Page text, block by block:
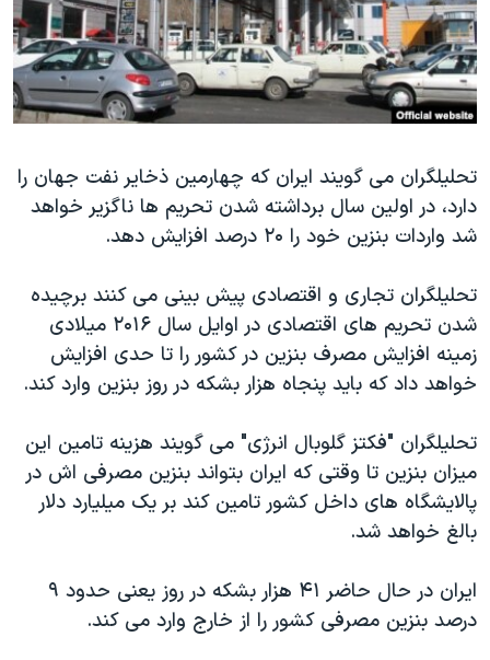
فرهنگ و زندگی
حقوق شهروندی
اقتصادی
اسرائیل در جنگ
گالری عکس
مستندها
انتخابات ریاست جمهوری آمریکا ۲۰۲۴
حمله جمهوری اسلامی به اسرائیل
ورزش زنان در ایران
اعتراضات زن، زندگی، آزادی
تریبونال مردمی آبان ۹۸
دادگاه حمید نوری
چهل سال گروگان‌گیری
اعتراضات مردمی آبان ۹۸
اسرائیل در جنگ
نرگس محمدی برنده جایزه نوبل صلح
صفحه‌های ویژه
دنبال کنید
زبانهای مختلف
تحلیلگران می گویند ایران که چهارمین ذخایر نفت جهان را
دارد، در اولین سال برداشته شدن تحریم ها ناگزیر خواهد
شد واردات بنزین خود را ۲۰ درصد افزایش دهد.
تحلیلگران تجاری و اقتصادی پیش بینی می کنند برچیده
شدن تحریم های اقتصادی در اوایل سال ۲۰۱۶ میلادی
زمینه افزایش مصرف بنزین در کشور را تا حدی افزایش
خواهد داد که باید پنجاه هزار بشکه در روز بنزین وارد کند.
تحلیلگران "فکتز گلوبال انرژی" می گویند هزینه تامین این
میزان بنزین تا وقتی که ایران بتواند بنزین مصرفی اش در
پالایشگاه های داخل کشور تامین کند بر یک میلیارد دلار
بالغ خواهد شد.
ایران در حال حاضر ۴۱ هزار بشکه در روز یعنی حدود ۹
درصد بنزین مصرفی کشور را از خارج وارد می کند.